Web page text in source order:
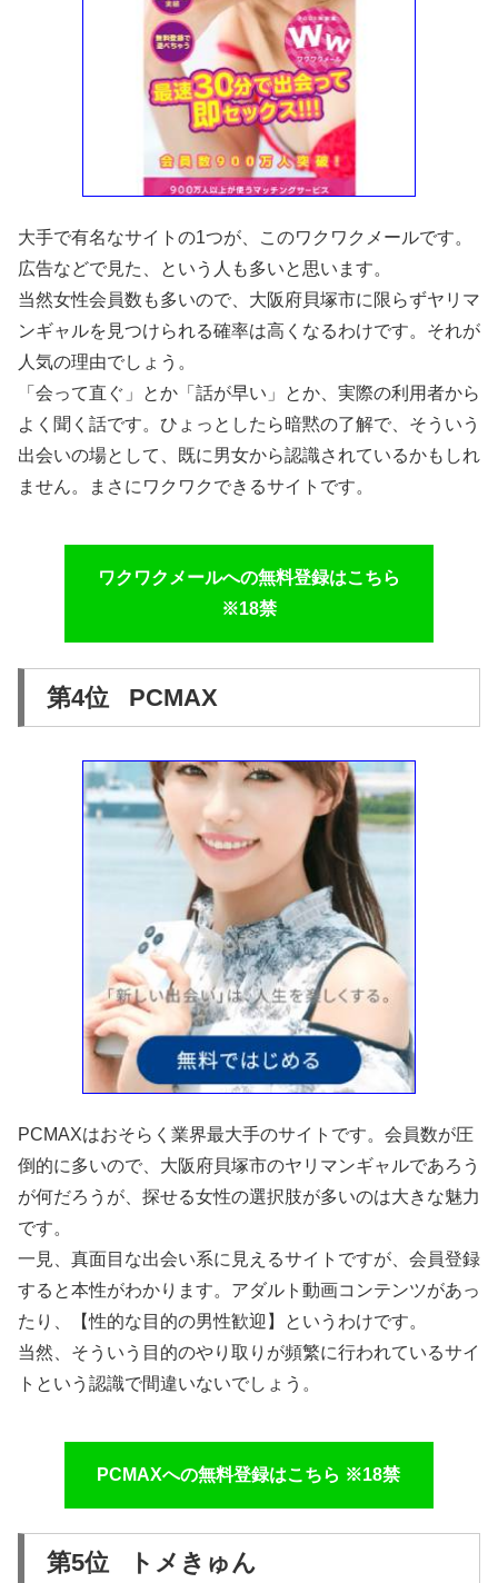
大手で有名なサイトの1つが、このワクワクメールです。
広告などで見た、という人も多いと思います。
当然女性会員数も多いので、大阪府貝塚市に限らずヤリマ
ンギャルを見つけられる確率は高くなるわけです。それが
人気の理由でしょう。
「会って直ぐ」とか「話が早い」とか、実際の利用者から
よく聞く話です。ひょっとしたら暗黙の了解で、そういう
出会いの場として、既に男女から認識されているかもしれ
ません。まさにワクワクできるサイトです。
ワクワクメールへの無料登録はこちら
※18禁
第4位 PCMAX
PCMAXはおそらく業界最大手のサイトです。会員数が圧
倒的に多いので、大阪府貝塚市のヤリマンギャルであろう
が何だろうが、探せる女性の選択肢が多いのは大きな魅力
です。
一見、真面目な出会い系に見えるサイトですが、会員登録
すると本性がわかります。アダルト動画コンテンツがあっ
たり、【性的な目的の男性歓迎】というわけです。
当然、そういう目的のやり取りが頻繁に行われているサイ
トという認識で間違いないでしょう。
PCMAXへの無料登録はこちら ※18禁
第5位 トメきゅん